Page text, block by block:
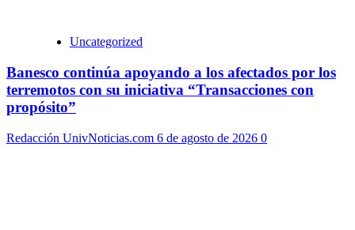
Uncategorized
Banesco continúa apoyando a los afectados por los
terremotos con su iniciativa “Transacciones con
propósito”
Redacción UnivNoticias.com 6 de agosto de 2026 0